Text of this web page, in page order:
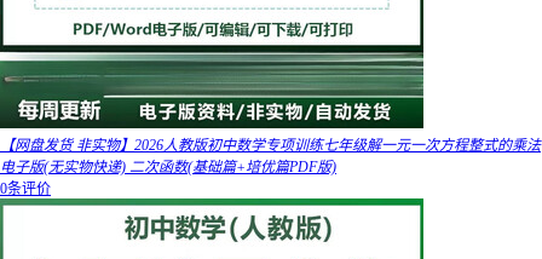
【网盘发货 非实物】2026人教版初中数学专项训练七年级解一元一次方程整式的乘法
电子版(无实物快递) 二次函数(基础篇+培优篇PDF版)
0条评价